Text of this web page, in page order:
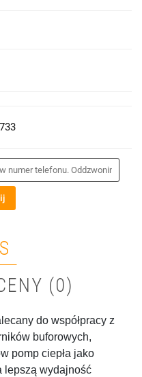
(0)
do współpracy z
buforowych,
pomp ciepła jako
lepszą wydajność